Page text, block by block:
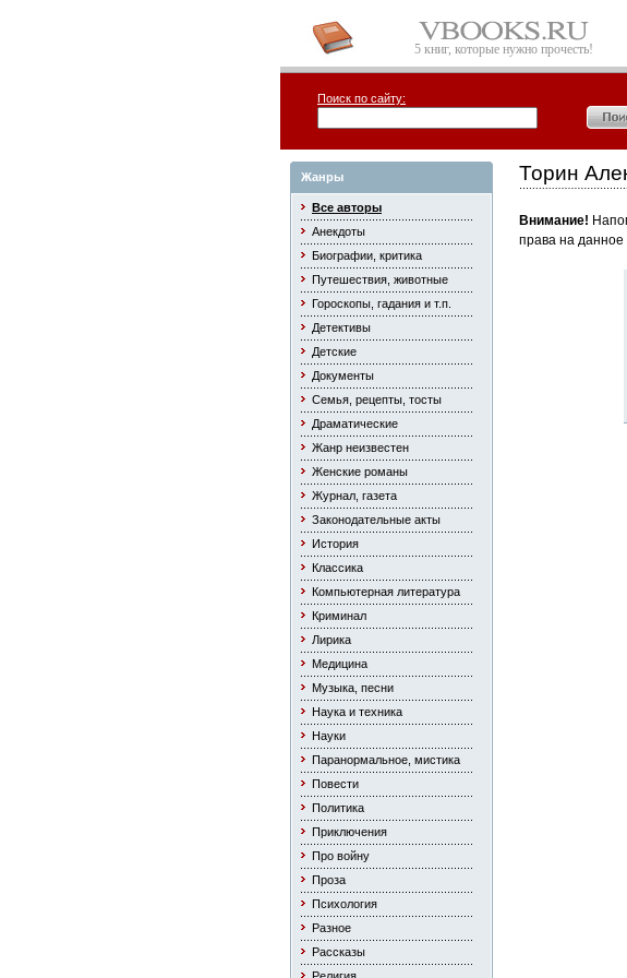
5 книг, которые нужно прочесть!
Поиск по сайту:
Жанры
Все авторы
Анекдоты
Биографии, критика
Путешествия, животные
Гороскопы, гадания и т.п.
Детективы
Детские
Документы
Семья, рецепты, тосты
Драматические
Жанр неизвестен
Женские романы
Журнал, газета
Законодательные акты
История
Классика
Компьютерная литература
Криминал
Лирика
Медицина
Музыка, песни
Наука и техника
Науки
Паранормальное, мистика
Повести
Политика
Приключения
Про войну
Проза
Психология
Разное
Рассказы
Торин
Внимание!
права на данное